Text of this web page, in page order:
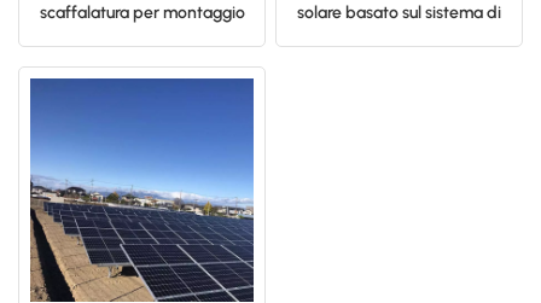
العربية
scaffalatura per montaggio
solare basato sul sistema di